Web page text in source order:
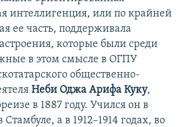
интеллигенция, или по крайней
ее часть, поддерживала
которые были среди
в этом смысле в ОГПУ
общественно-
Неби Оджа Арифа Куку,
в 1887 году. Учился он в
Стамбуле, а в 1912–1914 годах, во